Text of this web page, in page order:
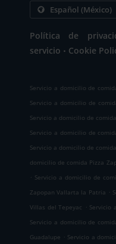
Política de
servicio . Cookie
Servicio a domicilio de
Servicio a domicilio de
Servicio a domicilio de
Servicio a domicilio de
Servicio a domicilio de
domicilio de comida Pizza
. Servicio a domicilio de
Zapopan Vallarta la Patria .
Villas del Tepeyac . Servicio
Servicio a domicilio de
Guadalupe . Servicio a